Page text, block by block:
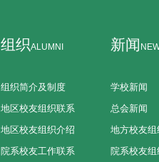
组织ALUMNI
组织简介及制度
地区校友组织联系
地区校友组织介绍
院系校友工作联系
新闻
学校新闻
总会新闻
地方校友组
院系校友组